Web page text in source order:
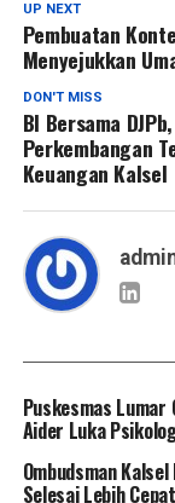
UP NEXT
Pembuatan
Menyejukkan
DON'T MISS
BI Bersama
Perkembangan
Keuangan Kalsel
Puskesmas
Aider Luka
Ombudsman
Selesai Lebih Cepat